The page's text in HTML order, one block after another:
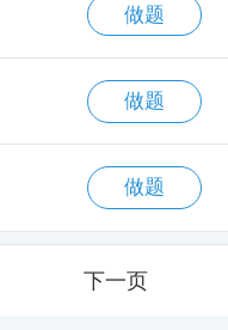
做题
做题
做题
下一页